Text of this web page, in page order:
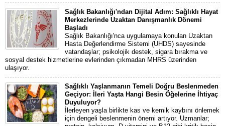
Sağlık Bakanlığı'ndan Dijital Adım: Sağlıklı Hayat
Merkezlerinde Uzaktan Danışmanlık Dönemi
Başladı
Sağlık Bakanlığı'nca uygulamaya konulan Uzaktan
Hasta Değerlendirme Sistemi (UHDS) sayesinde
vatandaşlar; psikolojik destek, sigara bırakma ve
sosyal destek hizmetlerine evlerinden çıkmadan MHRS üzerinden
ulaşıyor.
Sağlıklı Yaşlanmanın Temeli Doğru Beslenmeden
Geçiyor: İleri Yaşta Hangi Besin Öğelerine İhtiyaç
Duyuluyor?
İlerleyen yaşla birlikte kas ve kemik kaybını önlemek
için dengeli beslenmenin önemi artıyor. Uzmanlar;